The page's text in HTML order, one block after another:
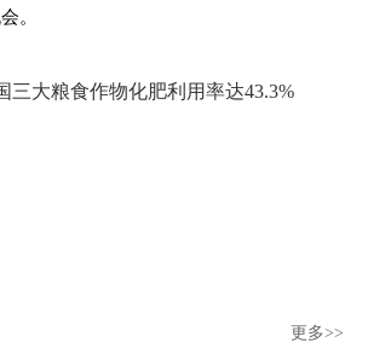
。
三大粮食作物化肥利用率达43.3%
更多>>